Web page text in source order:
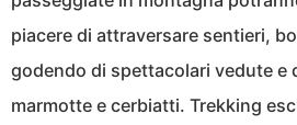
piacere di attraversare sentieri,
godendo di spettacolari vedute e
marmotte e cerbiatti. Trekking